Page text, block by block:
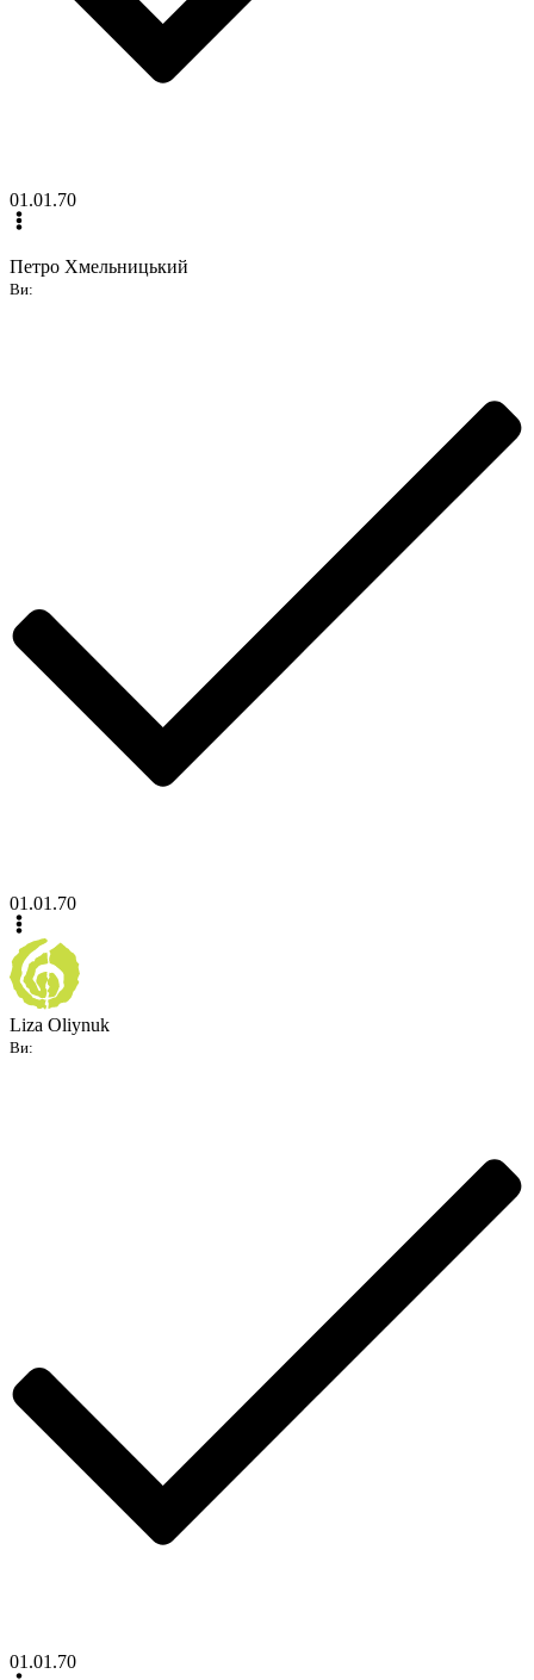
01.01.70
Петро Хмельницький
Ви:
01.01.70
Liza Oliynuk
Ви:
01.01.70